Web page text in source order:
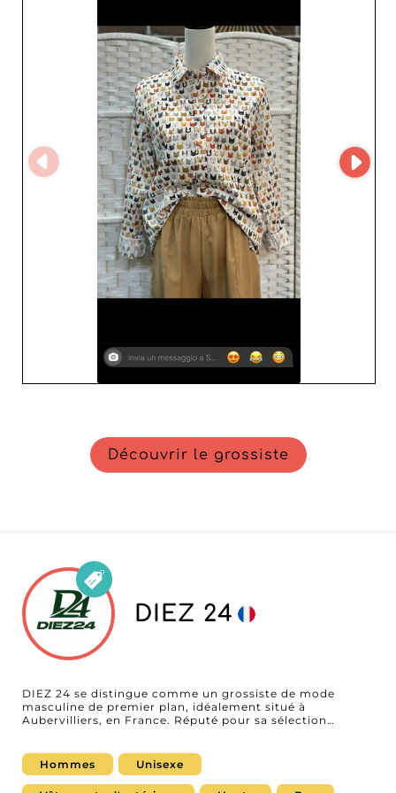
éclairées sur le marché concurrentiel d'aujourd'hui.
Découvrir le grossiste
DIEZ 24
DIEZ 24 se distingue comme un grossiste de mode
masculine de premier plan, idéalement situé à
Aubervilliers, en France. Réputé pour sa sélection
polyvalents et de jeans tendance, alliant styles
contemporains et basiques du quotidien. Avec une
collection en constante évolution, conçue pour répondre
Hommes Unisexe